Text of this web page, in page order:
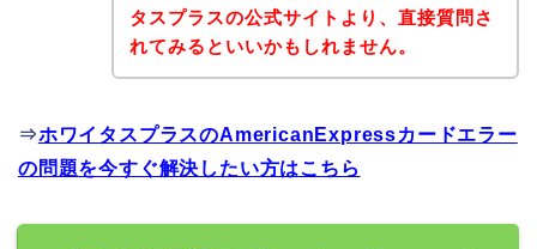
タスプラスの公式サイトより、直接質問さ
れてみるといいかもしれません。
⇒ホワイタスプラスのAmericanExpressカードエラー
の問題を今すぐ解決したい方はこちら